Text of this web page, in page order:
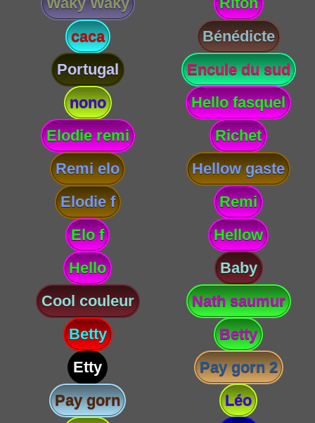
caca
Bénédicte
Portugal
Encule du sud
nono
Hello fasquel
Elodie remi
Richet
Remi elo
Hellow gaste
Elodie f
Remi
Elo f
Hellow
Hello
Baby
Cool couleur
Nath saumur
Betty
Betty
Etty
Pay gorn 2
Pay gorn
Léo